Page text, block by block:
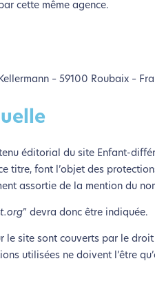
aussi vous souhaitez
dans son Mode Eco. Celui-ci
cette même agence.
– 59100 Roubaix –
éditorial du site Enfant-
titre, font l’objet des
assortie de la mention du
” devra donc être indiquée.
le site sont couverts par le
utilisées ne doivent l’être